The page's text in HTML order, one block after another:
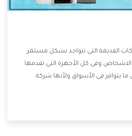
القديمة التى تتواجد بشكل مستمر
الاشخاص وفى كل الأجهزة التى تقدمها
يتوافر فى الأسواق ولأنها شركة
والخصومات التى تسهل على